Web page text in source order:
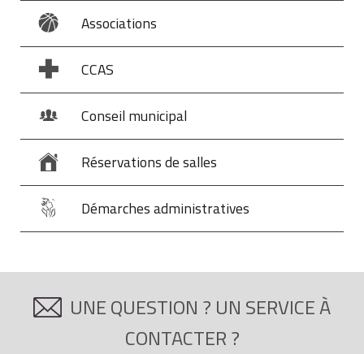
Associations
CCAS
Conseil municipal
Réservations de salles
Démarches administratives
UNE QUESTION ? UN SERVICE À
CONTACTER ?